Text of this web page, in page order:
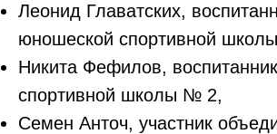
Леонид Главатских,
юношеской спортивной
Никита Фефилов,
спортивной школы № 2,
Семен Анточ, участник